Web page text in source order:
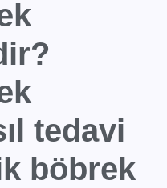
tedavi
böbrek